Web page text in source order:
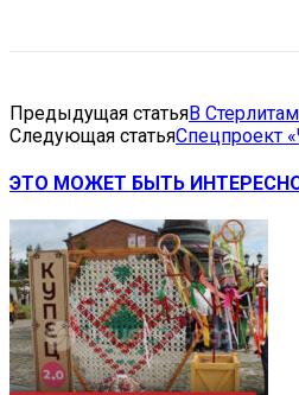
Предыдущая статьяВ
Следующая статьяCпецпроект
ЭТО МОЖЕТ БЫТЬ